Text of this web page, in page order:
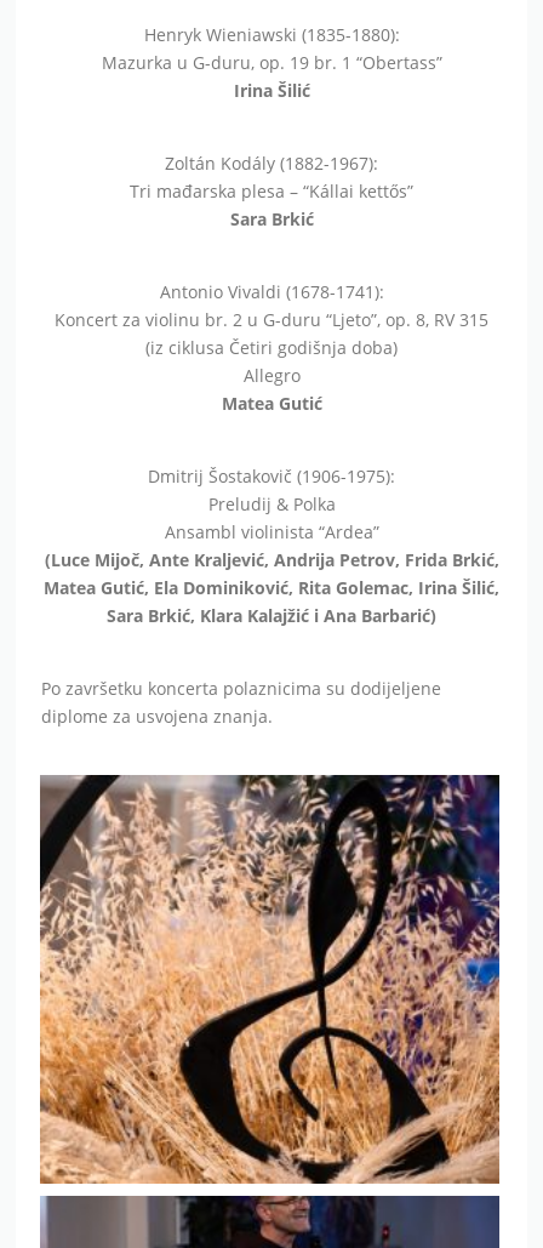
Henryk Wieniawski (1835-1880):
Mazurka u G-duru, op. 19 br. 1 “Obertass”
Irina Šilić
Zoltán Kodály (1882-1967):
Tri mađarska plesa – “Kállai kettős”
Sara Brkić
Antonio Vivaldi (1678-1741):
Koncert za violinu br. 2 u G-duru “Ljeto”, op. 8, RV 315
(iz ciklusa Četiri godišnja doba)
Allegro
Matea Gutić
Dmitrij Šostakovič (1906-1975):
Preludij & Polka
Ansambl violinista “Ardea”
(Luce Mijoč, Ante Kraljević, Andrija Petrov, Frida Brkić,
Matea Gutić, Ela Dominiković, Rita Golemac, Irina Šilić,
Sara Brkić, Klara Kalajžić i Ana Barbarić)
Po završetku koncerta polaznicima su dodijeljene
diplome za usvojena znanja.